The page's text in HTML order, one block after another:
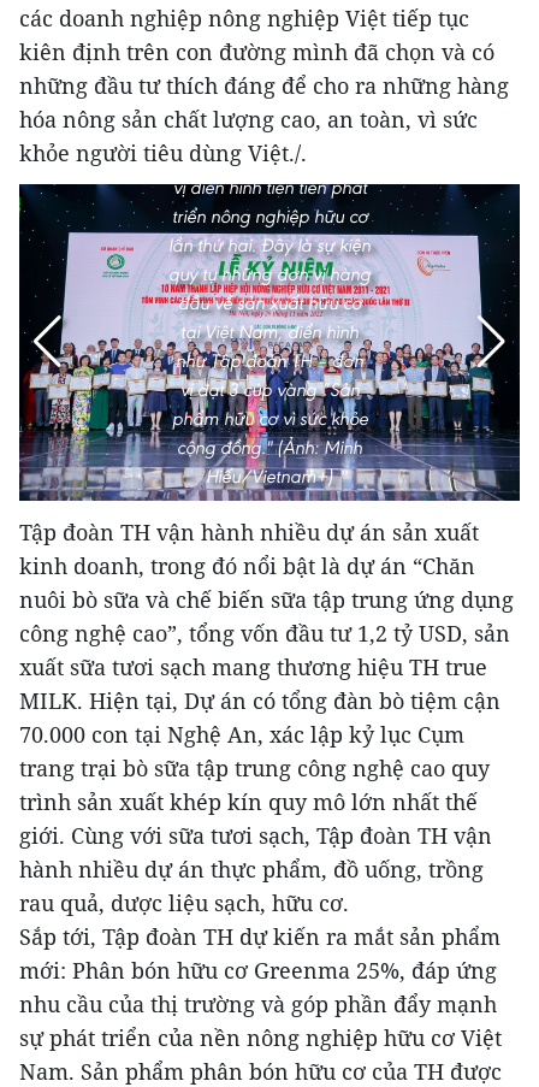
các doanh nghiệp nông nghiệp Việt tiếp tục
kiên định trên con đường mình đã chọn và có
những đầu tư thích đáng để cho ra những hàng
hóa nông sản chất lượng cao, an toàn, vì sức
khỏe người tiêu dùng Việt./.
Sáng 26/11 tại Hà Nội đã
diễn ra Lễ Kỷ niệm 10
năm thành lập Hiệp hội
Nông nghiệp hữu cơ Việt
Nam và Tôn vinh các đơn
vị điển hình tiên tiến phát
triển nông nghiệp hữu cơ
lần thứ hai. Đây là sự kiện
quy tụ những đơn vị hàng
đầu về sản xuất hữu cơ
tại Việt Nam, điển hình
như Tập đoàn TH – đơn
vị đạt 3 cúp vàng “Sản
phẩm hữu cơ vì sức khỏe
cộng đồng." (Ảnh: Minh
Hiếu/Vietnam+)
Tập đoàn TH vận hành nhiều dự án sản xuất
kinh doanh, trong đó nổi bật là dự án “Chăn
nuôi bò sữa và chế biến sữa tập trung ứng dụng
công nghệ cao”, tổng vốn đầu tư 1,2 tỷ USD, sản
xuất sữa tươi sạch mang thương hiệu TH true
MILK. Hiện tại, Dự án có tổng đàn bò tiệm cận
70.000 con tại Nghệ An, xác lập kỷ lục Cụm
trang trại bò sữa tập trung công nghệ cao quy
trình sản xuất khép kín quy mô lớn nhất thế
giới. Cùng với sữa tươi sạch, Tập đoàn TH vận
hành nhiều dự án thực phẩm, đồ uống, trồng
rau quả, dược liệu sạch, hữu cơ.
Sắp tới, Tập đoàn TH dự kiến ra mắt sản phẩm
mới: Phân bón hữu cơ Greenma 25%, đáp ứng
nhu cầu của thị trường và góp phần đẩy mạnh
sự phát triển của nền nông nghiệp hữu cơ Việt
Nam. Sản phẩm phân bón hữu cơ của TH được